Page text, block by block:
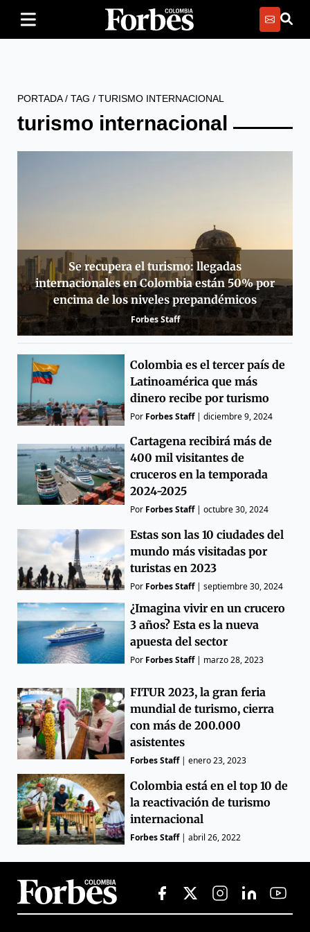
PORTADA/ TAG / TURISMO INTERNACIONAL
turismo internacional
Se recupera el turismo: llegadas
internacionales en Colombia están 50% por
encima de los niveles prepandémicos
Forbes Staff
Colombia es el tercer país de
Latinoamérica que más
dinero recibe por turismo
Por Forbes Staff|diciembre 9, 2024
Cartagena recibirá más de
400 mil visitantes de
cruceros en la temporada
2024-2025
Por Forbes Staff|octubre 30, 2024
Estas son las 10 ciudades del
mundo más visitadas por
turistas en 2023
Por Forbes Staff|septiembre 30, 2024
¿Imagina vivir en un crucero
3 años? Esta es la nueva
apuesta del sector
Por Forbes Staff| marzo 28, 2023
FITUR 2023, la gran feria
mundial de turismo, cierra
con más de 200.000
asistentes
Forbes Staff|enero 23, 2023
Colombia está en el top 10 de
la reactivación de turismo
internacional
Forbes Staff|abril 26, 2022